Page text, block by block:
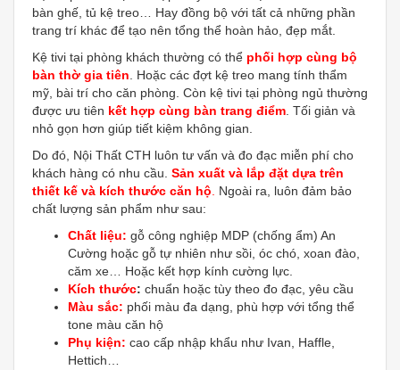
bàn ghế, tủ kệ treo… Hay đồng bộ với tất cả những phần
trang trí khác để tạo nên tổng thể hoàn hảo, đẹp mắt.
Kệ tivi tại phòng khách thường có thể phối hợp cùng bộ
bàn thờ gia tiên. Hoặc các đợt kệ treo mang tính thẩm
mỹ, bài trí cho căn phòng. Còn kệ tivi tại phòng ngủ thường
được ưu tiên kết hợp cùng bàn trang điểm. Tối giản và
nhỏ gọn hơn giúp tiết kiệm không gian.
Do đó, Nội Thất CTH luôn tư vấn và đo đạc miễn phí cho
khách hàng có nhu cầu. Sản xuất và lắp đặt dựa trên
thiết kế và kích thước căn hộ. Ngoài ra, luôn đảm bảo
chất lượng sản phẩm như sau:
Chất liệu: gỗ công nghiệp MDP (chống ẩm) An
Cường hoặc gỗ tự nhiên như sồi, óc chó, xoan đào,
căm xe… Hoặc kết hợp kính cường lực.
Kích thước: chuẩn hoặc tùy theo đo đạc, yêu cầu
Màu sắc: phối màu đa dạng, phù hợp với tổng thể
tone màu căn hộ
Phụ kiện: cao cấp nhập khẩu như Ivan, Haffle,
Hettich…